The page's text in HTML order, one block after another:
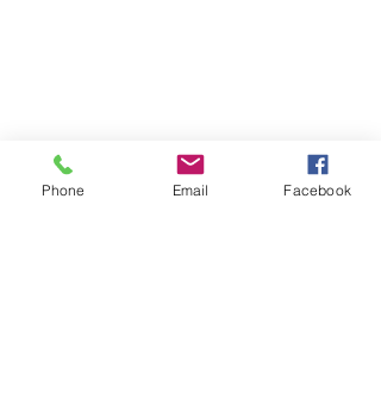
Phone Email Facebook